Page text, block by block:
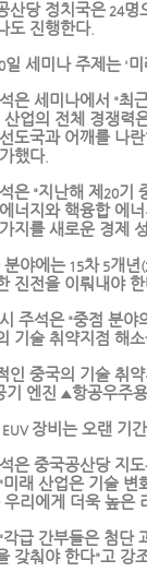
산당 정치국은24명
도 진행한다.
일 세미나 주제는'
은 세미나에서 "최
산업의 전체 경쟁력
도국과 어깨를 나
했다.
은"지난해 제 20기
너지와 핵융합 에
지를 새로운 경제
분야에는15차5개년
진전을 이뤄내야
주석은"중점 분야
기술 취약지점 해
인 중국의 기술 취
기 엔진 ▲항공우주
EUV 장비는 오랜 기
은 중국공산당 지
미래 산업은 기술 변
우리에게 더욱 높은
"각급 간부들은 첨단
갖춰야 한다"고 강